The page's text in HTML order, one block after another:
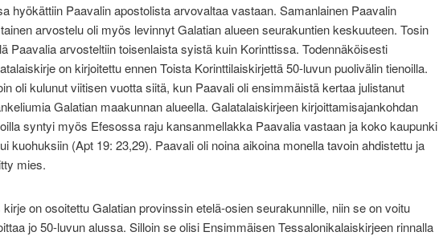
hyökättiin Paavalin apostolista arvovaltaa vastaan. Samanlainen Paavalin
arvostelu oli myös levinnyt Galatian alueen seurakuntien keskuuteen. Tosin
Paavalia arvosteltiin toisenlaista syistä kuin Korinttissa. Todennäköisesti
on kirjoitettu ennen Toista Korinttilaiskirjettä 50-luvun puolivälin tienoilla.
oli kulunut viitisen vuotta siitä, kun Paavali oli ensimmäistä kertaa julistanut
Galatian maakunnan alueella. Galatalaiskirjeen kirjoittamisajankohdan
syntyi myös Efesossa raju kansanmellakka Paavalia vastaan ja koko kaupunki
kuohuksiin (Apt 19: 23,29). Paavali oli noina aikoina monella tavoin ahdistettu ja
mies.
on osoitettu Galatian provinssin etelä-osien seurakunnille, niin se on voitu
jo 50-luvun alussa. Silloin se olisi Ensimmäisen Tessalonikalaiskirjeen rinnalla